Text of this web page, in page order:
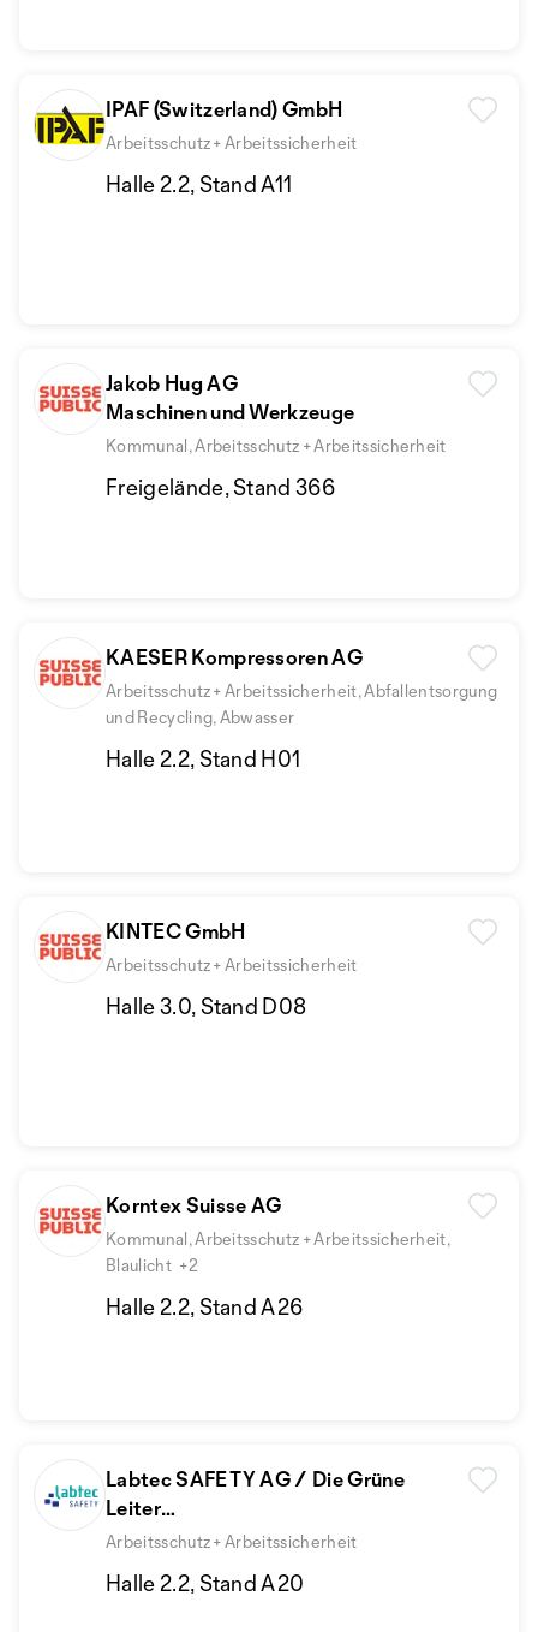
IPAF (Switzerland) GmbH
Arbeitsschutz + Arbeitssicherheit
Halle 2.2, Stand A11
Jakob Hug AG
Maschinen und Werkzeuge
Kommunal, Arbeitsschutz + Arbeitssicherheit
Freigelände, Stand 366
KAESER Kompressoren AG
Arbeitsschutz + Arbeitssicherheit, Abfallentsorgung
und Recycling, Abwasser
Halle 2.2, Stand H01
KINTEC GmbH
Arbeitsschutz + Arbeitssicherheit
Halle 3.0, Stand D08
Korntex Suisse AG
Kommunal, Arbeitsschutz + Arbeitssicherheit,
Blaulicht +2
Halle 2.2, Stand A26
Labtec SAFETY AG / Die Grüne
Leiter
www.diegrueneleiter.ch
Arbeitsschutz + Arbeitssicherheit
Halle 2.2, Stand A20